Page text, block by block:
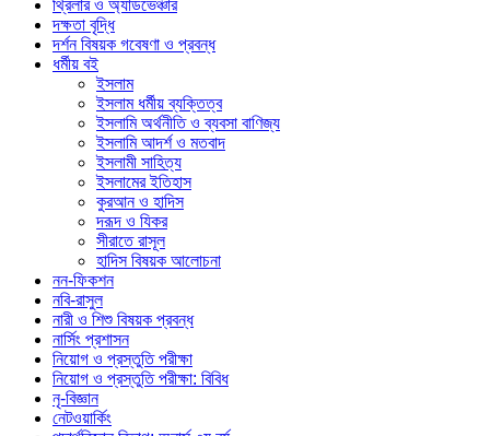
থ্রিলার ও অ্যাডভেঞ্চার
দক্ষতা বৃদ্ধি
দর্শন বিষয়ক গবেষণা ও প্রবন্ধ
ধর্মীয় বই
ইসলাম
ইসলাম ধর্মীয় ব্যক্তিত্ব
ইসলামি অর্থনীতি ও ব্যবসা বাণিজ্য
ইসলামি আদর্শ ও মতবাদ
ইসলামী সাহিত্য
ইসলামের ইতিহাস
কুরআন ও হাদিস
দরূদ ও যিকর
সীরাতে রাসূল
হাদিস বিষয়ক আলোচনা
নন-ফিকশন
নবি-রাসুল
নারী ও শিশু বিষয়ক প্রবন্ধ
নার্সিং প্রশাসন
নিয়োগ ও প্রস্তুতি পরীক্ষা
নিয়োগ ও প্রস্তুতি পরীক্ষা: বিবিধ
নৃ-বিজ্ঞান
নেটওয়ার্কিং